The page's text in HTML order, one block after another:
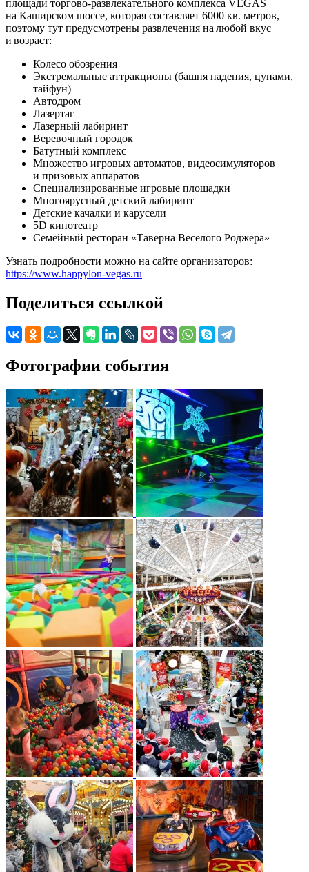
площади торгово-развлекательного комплекса VEGAS
на Каширском шоссе, которая составляет 6000 кв. метров,
поэтому тут предусмотрены развлечения на любой вкус
и возраст:
​Колесо обозрения
Экстремальные аттракционы (башня падения, цунами,
тайфун)
Автодром
Лазертаг
Лазерный лабиринт
Веревочный городок
Батутный комплекс
Множество игровых автоматов, видеосимуляторов
и призовых аппаратов
Специализированные игровые площадки
Многоярусный детский лабиринт
Детские качалки и карусели
5D кинотеатр
Семейный ресторан «Таверна Веселого Роджера»
Узнать подробности можно на сайте организаторов:
https://www.happylon-vegas.ru
Поделиться ссылкой
Фотографии события